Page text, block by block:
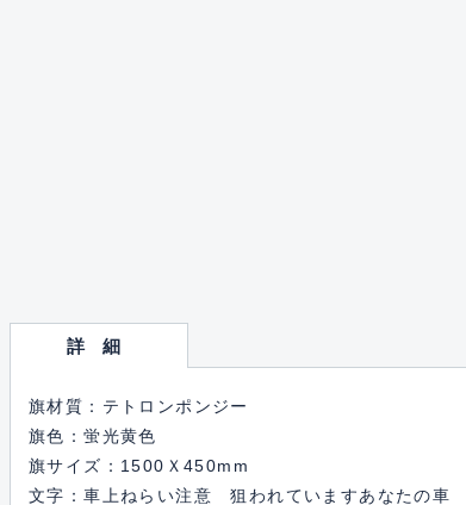
詳細
旗材質：テトロンポンジー
旗色：蛍光黄色
旗サイズ：1500Ｘ450mm
文字：車上ねらい注意 狙われていますあなたの車